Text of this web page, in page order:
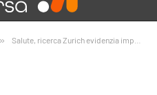
» Salute, ricerca Zurich evidenzia importanza trattamento patologie croniche